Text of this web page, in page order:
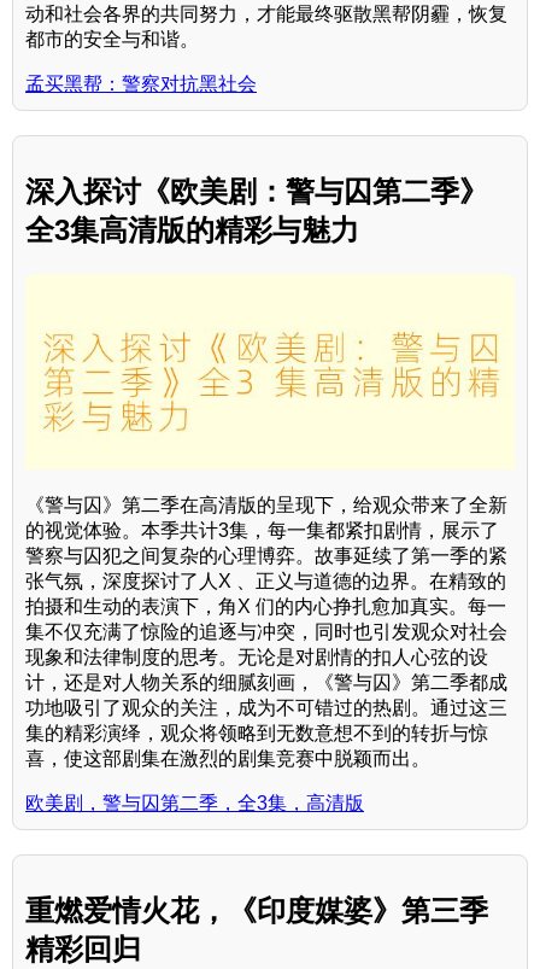
动和社会各界的共同努力，才能最终驱散黑帮阴霾，恢复
都市的安全与和谐。
孟买黑帮：警察对抗黑社会
深入探讨《欧美剧：警与囚第二季》
全3集高清版的精彩与魅力
《警与囚》第二季在高清版的呈现下，给观众带来了全新
的视觉体验。本季共计3集，每一集都紧扣剧情，展示了
警察与囚犯之间复杂的心理博弈。故事延续了第一季的紧
张气氛，深度探讨了人X 、正义与道德的边界。在精致的
拍摄和生动的表演下，角X 们的内心挣扎愈加真实。每一
集不仅充满了惊险的追逐与冲突，同时也引发观众对社会
现象和法律制度的思考。无论是对剧情的扣人心弦的设
计，还是对人物关系的细腻刻画，《警与囚》第二季都成
功地吸引了观众的关注，成为不可错过的热剧。通过这三
集的精彩演绎，观众将领略到无数意想不到的转折与惊
喜，使这部剧集在激烈的剧集竞赛中脱颖而出。
欧美剧，警与囚第二季，全3集，高清版
重燃爱情火花，《印度媒婆》第三季
精彩回归